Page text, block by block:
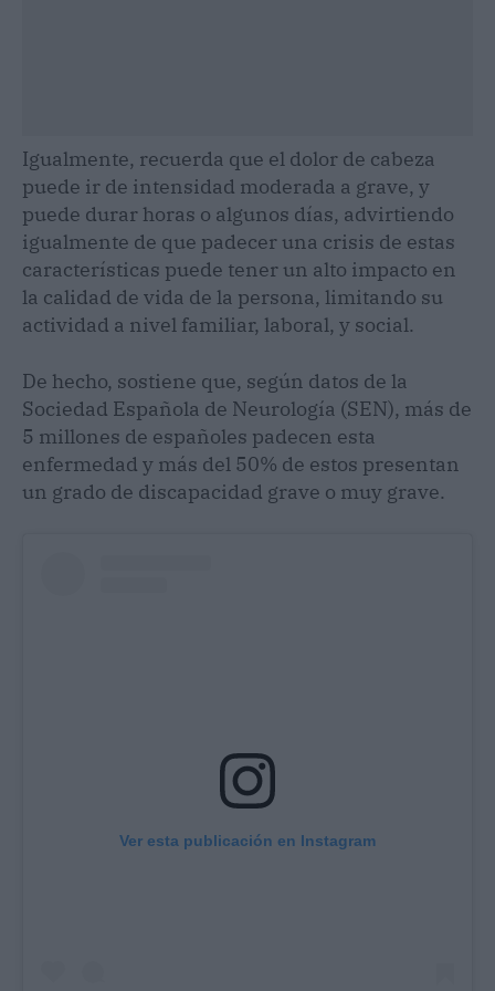
Igualmente, recuerda que el dolor de cabeza
puede ir de intensidad moderada a grave, y
puede durar horas o algunos días, advirtiendo
igualmente de que padecer una crisis de estas
características puede tener un alto impacto en
la calidad de vida de la persona, limitando su
actividad a nivel familiar, laboral, y social.
De hecho, sostiene que, según datos de la
Sociedad Española de Neurología (SEN), más de
5 millones de españoles padecen esta
enfermedad y más del 50% de estos presentan
un grado de discapacidad grave o muy grave.
Ver esta publicación en Instagram